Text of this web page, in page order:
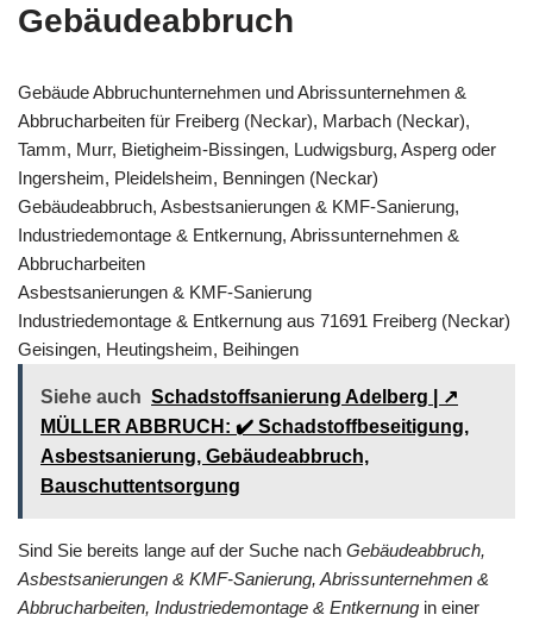
Gebäudeabbruch
Gebäude Abbruchunternehmen und Abrissunternehmen &
Abbrucharbeiten für Freiberg (Neckar), Marbach (Neckar),
Tamm, Murr, Bietigheim-Bissingen, Ludwigsburg, Asperg oder
Ingersheim, Pleidelsheim, Benningen (Neckar)
Gebäudeabbruch, Asbestsanierungen & KMF-Sanierung,
Industriedemontage & Entkernung, Abrissunternehmen &
Abbrucharbeiten
Asbestsanierungen & KMF-Sanierung
Industriedemontage & Entkernung aus 71691 Freiberg (Neckar)
Geisingen, Heutingsheim, Beihingen
Siehe auch Schadstoffsanierung Adelberg | ↗️
MÜLLER ABBRUCH: ✔️ Schadstoffbeseitigung,
Asbestsanierung, Gebäudeabbruch,
Bauschuttentsorgung
Sind Sie bereits lange auf der Suche nach Gebäudeabbruch,
Asbestsanierungen & KMF-Sanierung, Abrissunternehmen &
Abbrucharbeiten, Industriedemontage & Entkernung in einer